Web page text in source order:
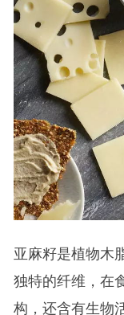
亚麻籽是植物木
独特的纤维，在
构，还含有生物